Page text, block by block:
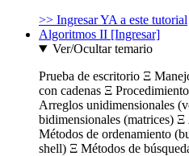
>> Ingresar YA a este tutorial
Algoritmos II [Ingresar]
Ver/Ocultar temario
Prueba de escritorio Ξ
con cadenas Ξ
Arreglos unidimensionales
bidimensionales (matrices)
Métodos de ordenamiento
shell) Ξ Métodos de